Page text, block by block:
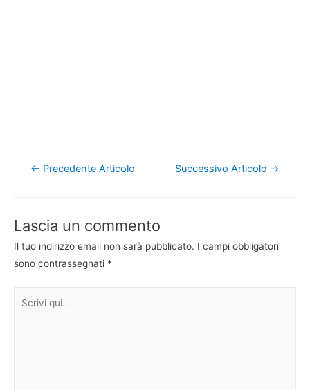
Navigazione
← Precedente Articolo Successivo Articolo →
Lascia un commento
Il tuo indirizzo email non sarà pubblicato. I campi obbligatori
sono contrassegnati *